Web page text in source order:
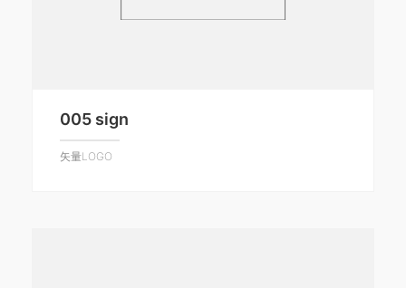
005 sign
矢量LOGO